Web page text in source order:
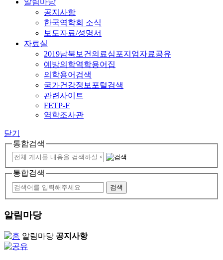
공지사항
한국역학회 소식
보도자료/성명서
자료실
2019남북보건의료심포지엄자료공유
예방의학역학용어집
의학용어검색
국가건강정보포털검색
관련사이트
FETP-F
역학조사관
닫기
통합검색
통합검색
알림마당
알림마당 공지사항